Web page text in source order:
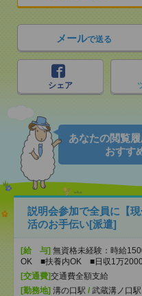
メールで送る
シェア
あなたの閲覧
おすす
説明会参加で全員に【
活のお手伝い[派遣]
[給 与] 無資格未経験：時給
OK ■扶養内OK ■日収1万
[交通費]交通費全額支給
[勤務地] 溝の口駅 / 武蔵溝ノ口駅